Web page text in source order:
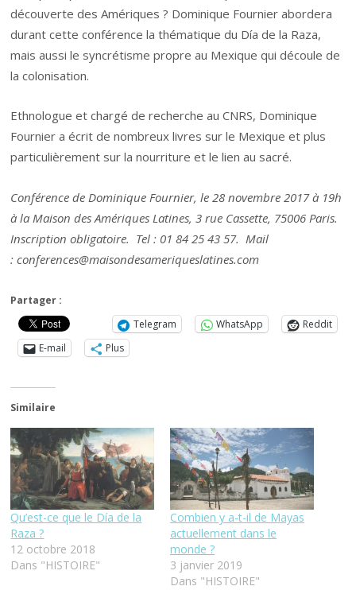
découverte des Amériques ? Dominique Fournier abordera
durant cette conférence la thématique du Día de la Raza,
mais aussi le syncrétisme propre au Mexique qui découle de
la colonisation.
Ethnologue et chargé de recherche au CNRS, Dominique
Fournier a écrit de nombreux livres sur le Mexique et plus
particulièrement sur la nourriture et le lien au sacré.
Conférence de Dominique Fournier, le 28 novembre 2017 à 19h
à la Maison des Amériques Latines, 3 rue Cassette, 75006 Paris.
Inscription obligatoire. Tel : 01 84 25 43 57. Mail
: conferences@maisondesameriqueslatines.com
Partager :
Telegram
WhatsApp
Reddit
E-mail
Plus
Similaire
Qu’est-ce que le Día de la
Raza ?
12 octobre 2018
Dans "HISTOIRE"
Combien y a-t-il de Mayas
actuellement dans le
monde ?
3 janvier 2019
Dans "HISTOIRE"